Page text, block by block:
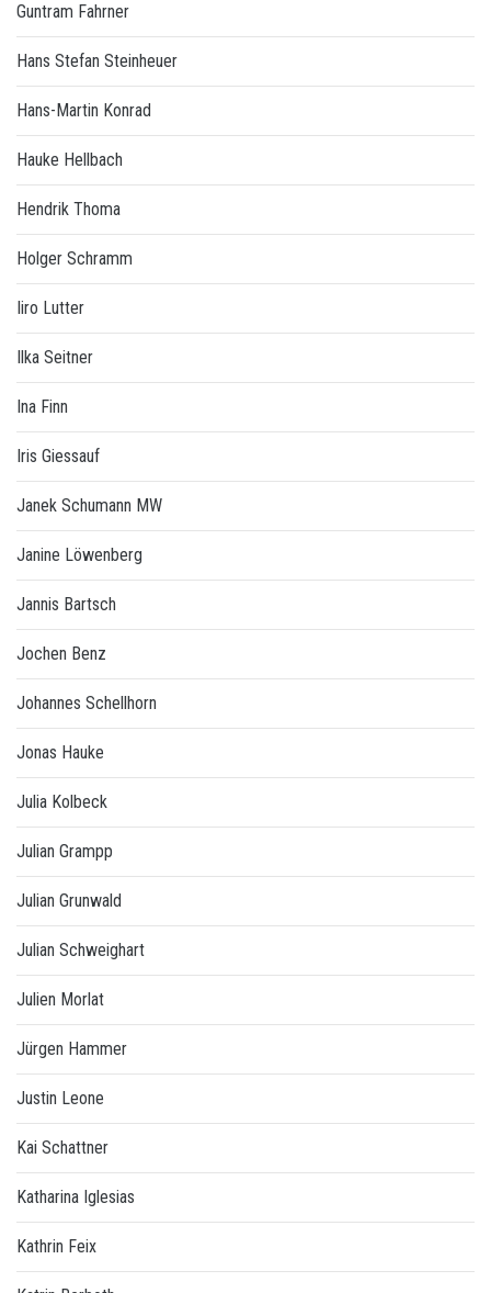
Guntram Fahrner
Hans Stefan Steinheuer
Hans-Martin Konrad
Hauke Hellbach
Hendrik Thoma
Holger Schramm
Iiro Lutter
Ilka Seitner
Ina Finn
Iris Giessauf
Janek Schumann MW
Janine Löwenberg
Jannis Bartsch
Jochen Benz
Johannes Schellhorn
Jonas Hauke
Julia Kolbeck
Julian Grampp
Julian Grunwald
Julian Schweighart
Julien Morlat
Jürgen Hammer
Justin Leone
Kai Schattner
Katharina Iglesias
Kathrin Feix